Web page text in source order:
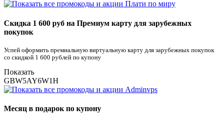
Скидка 1 600 руб на Премиум карту для зарубежных
покупок
Успей оформить премиальную виртуальную карту для зарубежных покупок
со скидкой 1 600 рублей по купону
Показать
GBW5AY6W1H
Месяц в подарок по купону